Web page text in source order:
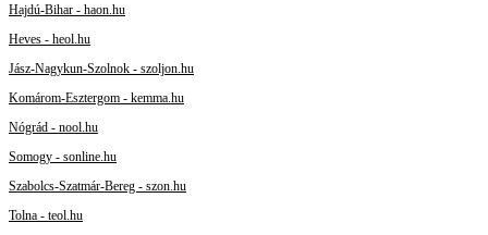
Hajdú-Bihar - haon.hu
Heves - heol.hu
Jász-Nagykun-Szolnok - szoljon.hu
Komárom-Esztergom - kemma.hu
Nógrád - nool.hu
Somogy - sonline.hu
Szabolcs-Szatmár-Bereg - szon.hu
Tolna - teol.hu